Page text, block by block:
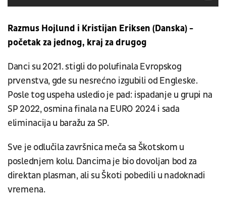
Razmus Hojlund i Kristijan Eriksen (Danska) -
početak za jednog, kraj za drugog
Danci su 2021. stigli do polufinala Evropskog
prvenstva, gde su nesrećno izgubili od Engleske.
Posle tog uspeha usledio je pad: ispadanje u grupi na
SP 2022, osmina finala na EURO 2024 i sada
eliminacija u baražu za SP.
Sve je odlučila završnica meča sa Škotskom u
poslednjem kolu. Dancima je bio dovoljan bod za
direktan plasman, ali su Škoti pobedili u nadoknadi
vremena.